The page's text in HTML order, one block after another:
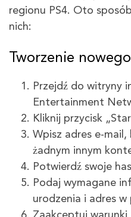
regionu PS4. Oto
nich:
Tworzenie
Przejdź do witryny
Entertainment
Kliknij przycisk
Wpisz adres e-
żadnym innym
Potwierdź swoje
Podaj wymagane
urodzenia i adres